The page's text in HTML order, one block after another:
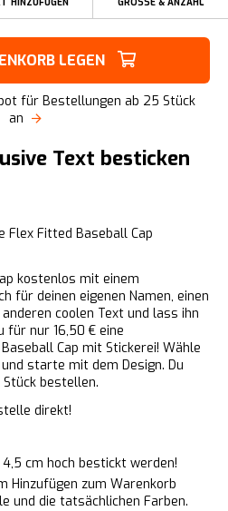
LEGEN
für Bestellungen ab 25 Stück
an
Text besticken
Flex Fitted Baseball Cap
kostenlos mit einem
für deinen eigenen Namen, einen
coolen Text und lass ihn
für nur 16,50 € eine
Cap mit Stickerei! Wähle
starte mit dem Design. Du
bestellen.
direkt!
cm hoch bestickt werden!
Hinzufügen zum Warenkorb
und die tatsächlichen Farben.